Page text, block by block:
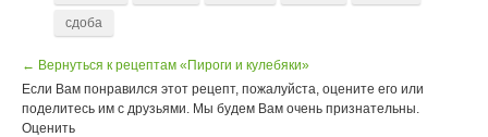
сдоба
← Вернуться к рецептам «Пироги и кулебяки»
Если Вам понравился этот рецепт, пожалуйста, оцените его или
поделитесь им с друзьями. Мы будем Вам очень признательны.
Оценить